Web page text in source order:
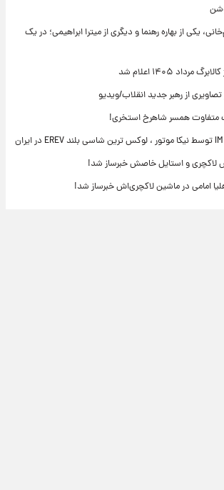
یکی از بهاره رهنما و دیگری از میترا ابراهیمی؛ در یک
۱۴۰۵ اعلام شد
تصاویری از رهبر جدید انقلاب/ویدیو
متفاوت همسر شاهرخ استخری!
لاکچری و استایل خاصش خبرساز شد!
امامی در ماشین لاکچری‌اش خبرساز شد!